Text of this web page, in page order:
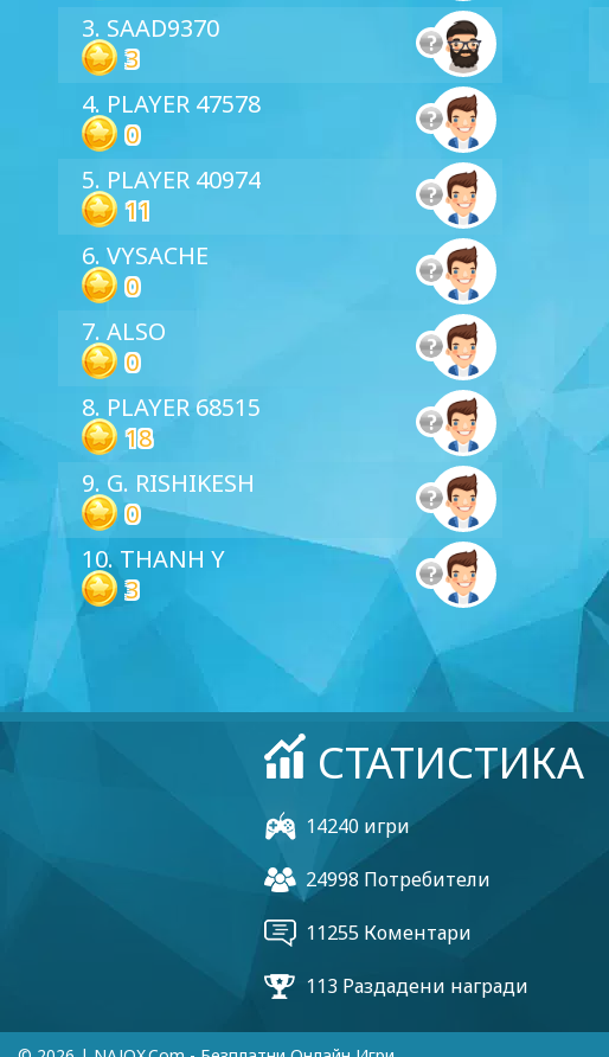
3. SAAD9370
3
4. PLAYER 47578
0
5. PLAYER 40974
11
6. VYSACHE
0
7. ALSO
0
8. PLAYER 68515
18
9. G. RISHIKESH
0
10. THANH Y
3
СТАТИСТИКА
14240 игри
24998 Потребители
11255 Коментари
113 Раздадени награди